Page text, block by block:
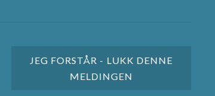
JEG FORSTÅR - LUKK DENNE
MELDINGEN